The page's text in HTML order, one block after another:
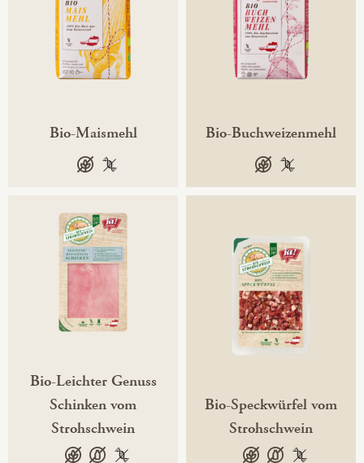
Bio-Maismehl
glutenfrei100 % gentechnikfrei
Bio-Buchweizenmehl
glutenfrei
100 %
Bio-Leichter Genuss
Schinken vom
Strohschwein
glutenfrei
laktosefrei100 % gentechnikfrei
Bio-Speckwürfel vom
Strohschwein
glutenfrei
laktosefrei
100 %